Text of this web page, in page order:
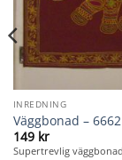
INREDNING
Väggbonad – 6662
149 kr
Supertrevlig